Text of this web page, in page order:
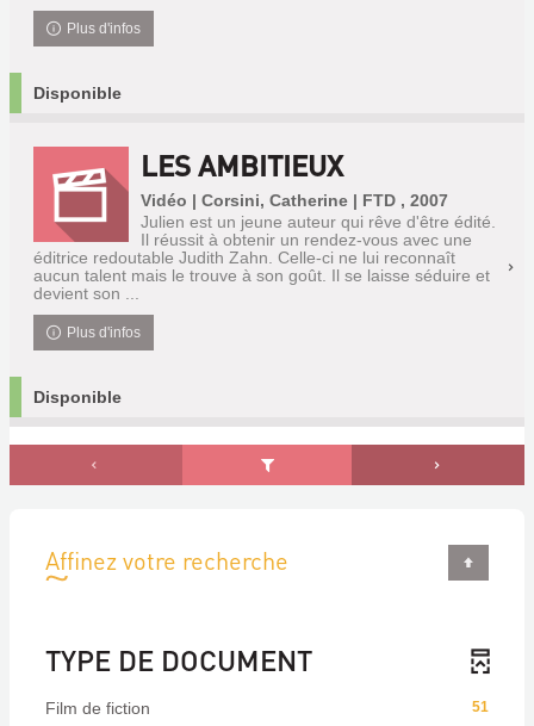
Plus d'infos
Disponible
LES AMBITIEUX
Vidéo | Corsini, Catherine | FTD , 2007
Julien est un jeune auteur qui rêve d'être édité.
Il réussit à obtenir un rendez-vous avec une
éditrice redoutable Judith Zahn. Celle-ci ne lui reconnaît
aucun talent mais le trouve à son goût. Il se laisse séduire et
devient son ...
Plus d'infos
Disponible
Affinez votre recherche
TYPE DE DOCUMENT
51
Film de fiction